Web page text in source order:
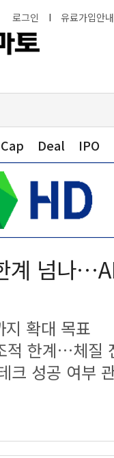
로그인 I 유료가입안내
Deal IPO
계 넘나
확대 목표
적 한계…체질
크 성공 여부